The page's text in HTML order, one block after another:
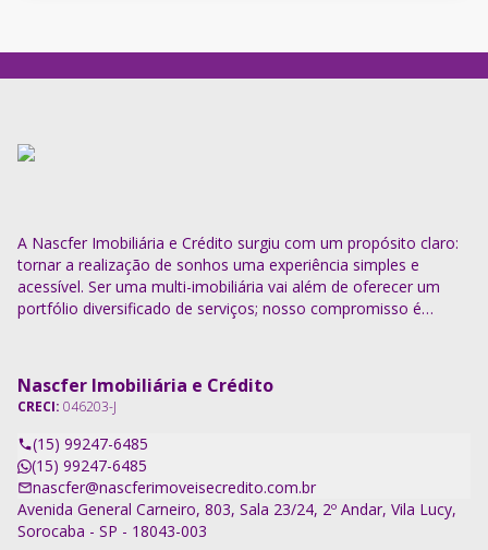
A Nascfer Imobiliária e Crédito surgiu com um propósito claro:
tornar a realização de sonhos uma experiência simples e
acessível. Ser uma multi-imobiliária vai além de oferecer um
portfólio diversificado de serviços; nosso compromisso é
Nascfer Imobiliária e Crédito
CRECI: 046203-J
(15) 99247-6485
(15) 99247-6485
nascfer@nascferimoveisecredito.com.br
Avenida General Carneiro, 803, Sala 23/24, 2º Andar, Vila Lucy,
Sorocaba - SP - 18043-003